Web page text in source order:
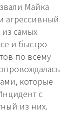
Майка
агрессивный
самых
и быстро
по всему
которые
с
из них.